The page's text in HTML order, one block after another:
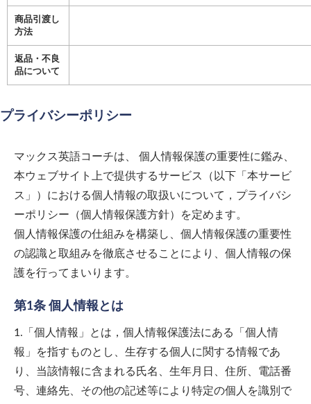
商品引渡し
方法
返品・不良
品について
プライバシーポリシー
マックス英語コーチは、 個人情報保護の重要性に鑑み、
本ウェブサイト上で提供するサービス（以下「本サービ
ス」）における個人情報の取扱いについて，プライバシ
ーポリシー（個人情報保護方針）を定めます。
個人情報保護の仕組みを構築し、個人情報保護の重要性
の認識と取組みを徹底させることにより、個人情報の保
護を行ってまいります。
第1条 個人情報とは
1.「個人情報」とは，個人情報保護法にある「個人情
報」を指すものとし、生存する個人に関する情報であ
り、当該情報に含まれる氏名、生年月日、住所、電話番
号、連絡先、その他の記述等により特定の個人を識別で